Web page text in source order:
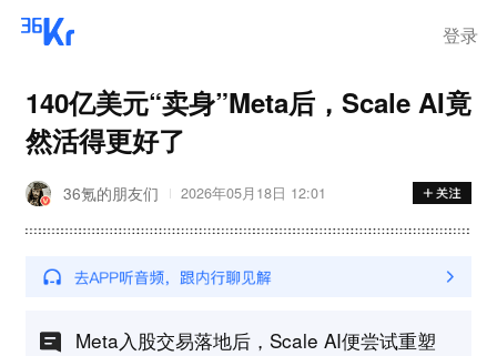
登录
140亿美元“卖身”Meta后，Scale AI竟
然活得更好了
36氪的朋友们 2026年05月18日 12:01
Meta入股交易落地后，Scale AI便尝试重塑